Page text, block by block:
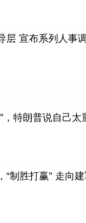
层 宣布系列人事
，特朗普说自己太
“制胜打赢” 走向